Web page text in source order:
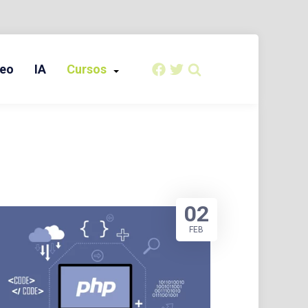
IA Cursos
02
FEB